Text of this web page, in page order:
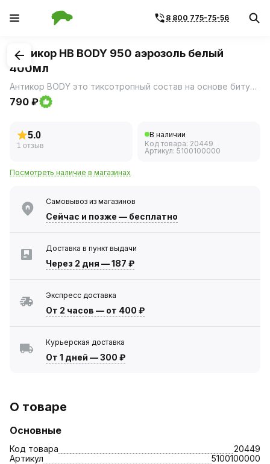
8 800 775-75-56
1/1
Антикор HB BODY 950 аэрозоль белый
400мл
Антикор BODY это тиксотропный состав на основе битума и каучука, обладает превосходными антикоррозионными и антигравийными свойствами.
790 ₽
5.0
1 отзыв
В наличии
Код товара: 20449
Артикул: 5100100000
Посмотреть наличие в магазинах
Самовывоз из магазинов
Сейчас и позже — бесплатно
Доставка в пункт выдачи
Через 2 дня —187 ₽
Экспресс доставка
От 2 часов — от 400 ₽
Курьерская доставка
От 1 дней —300 ₽
О товаре
Основные
Код товара
20449
Артикул
5100100000